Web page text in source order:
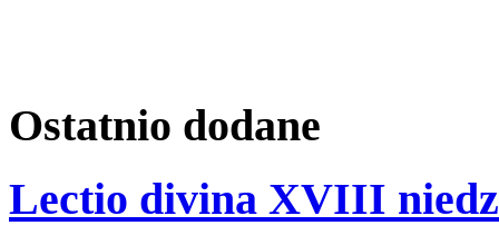
Ostatnio dodane
Lectio divina XVIII